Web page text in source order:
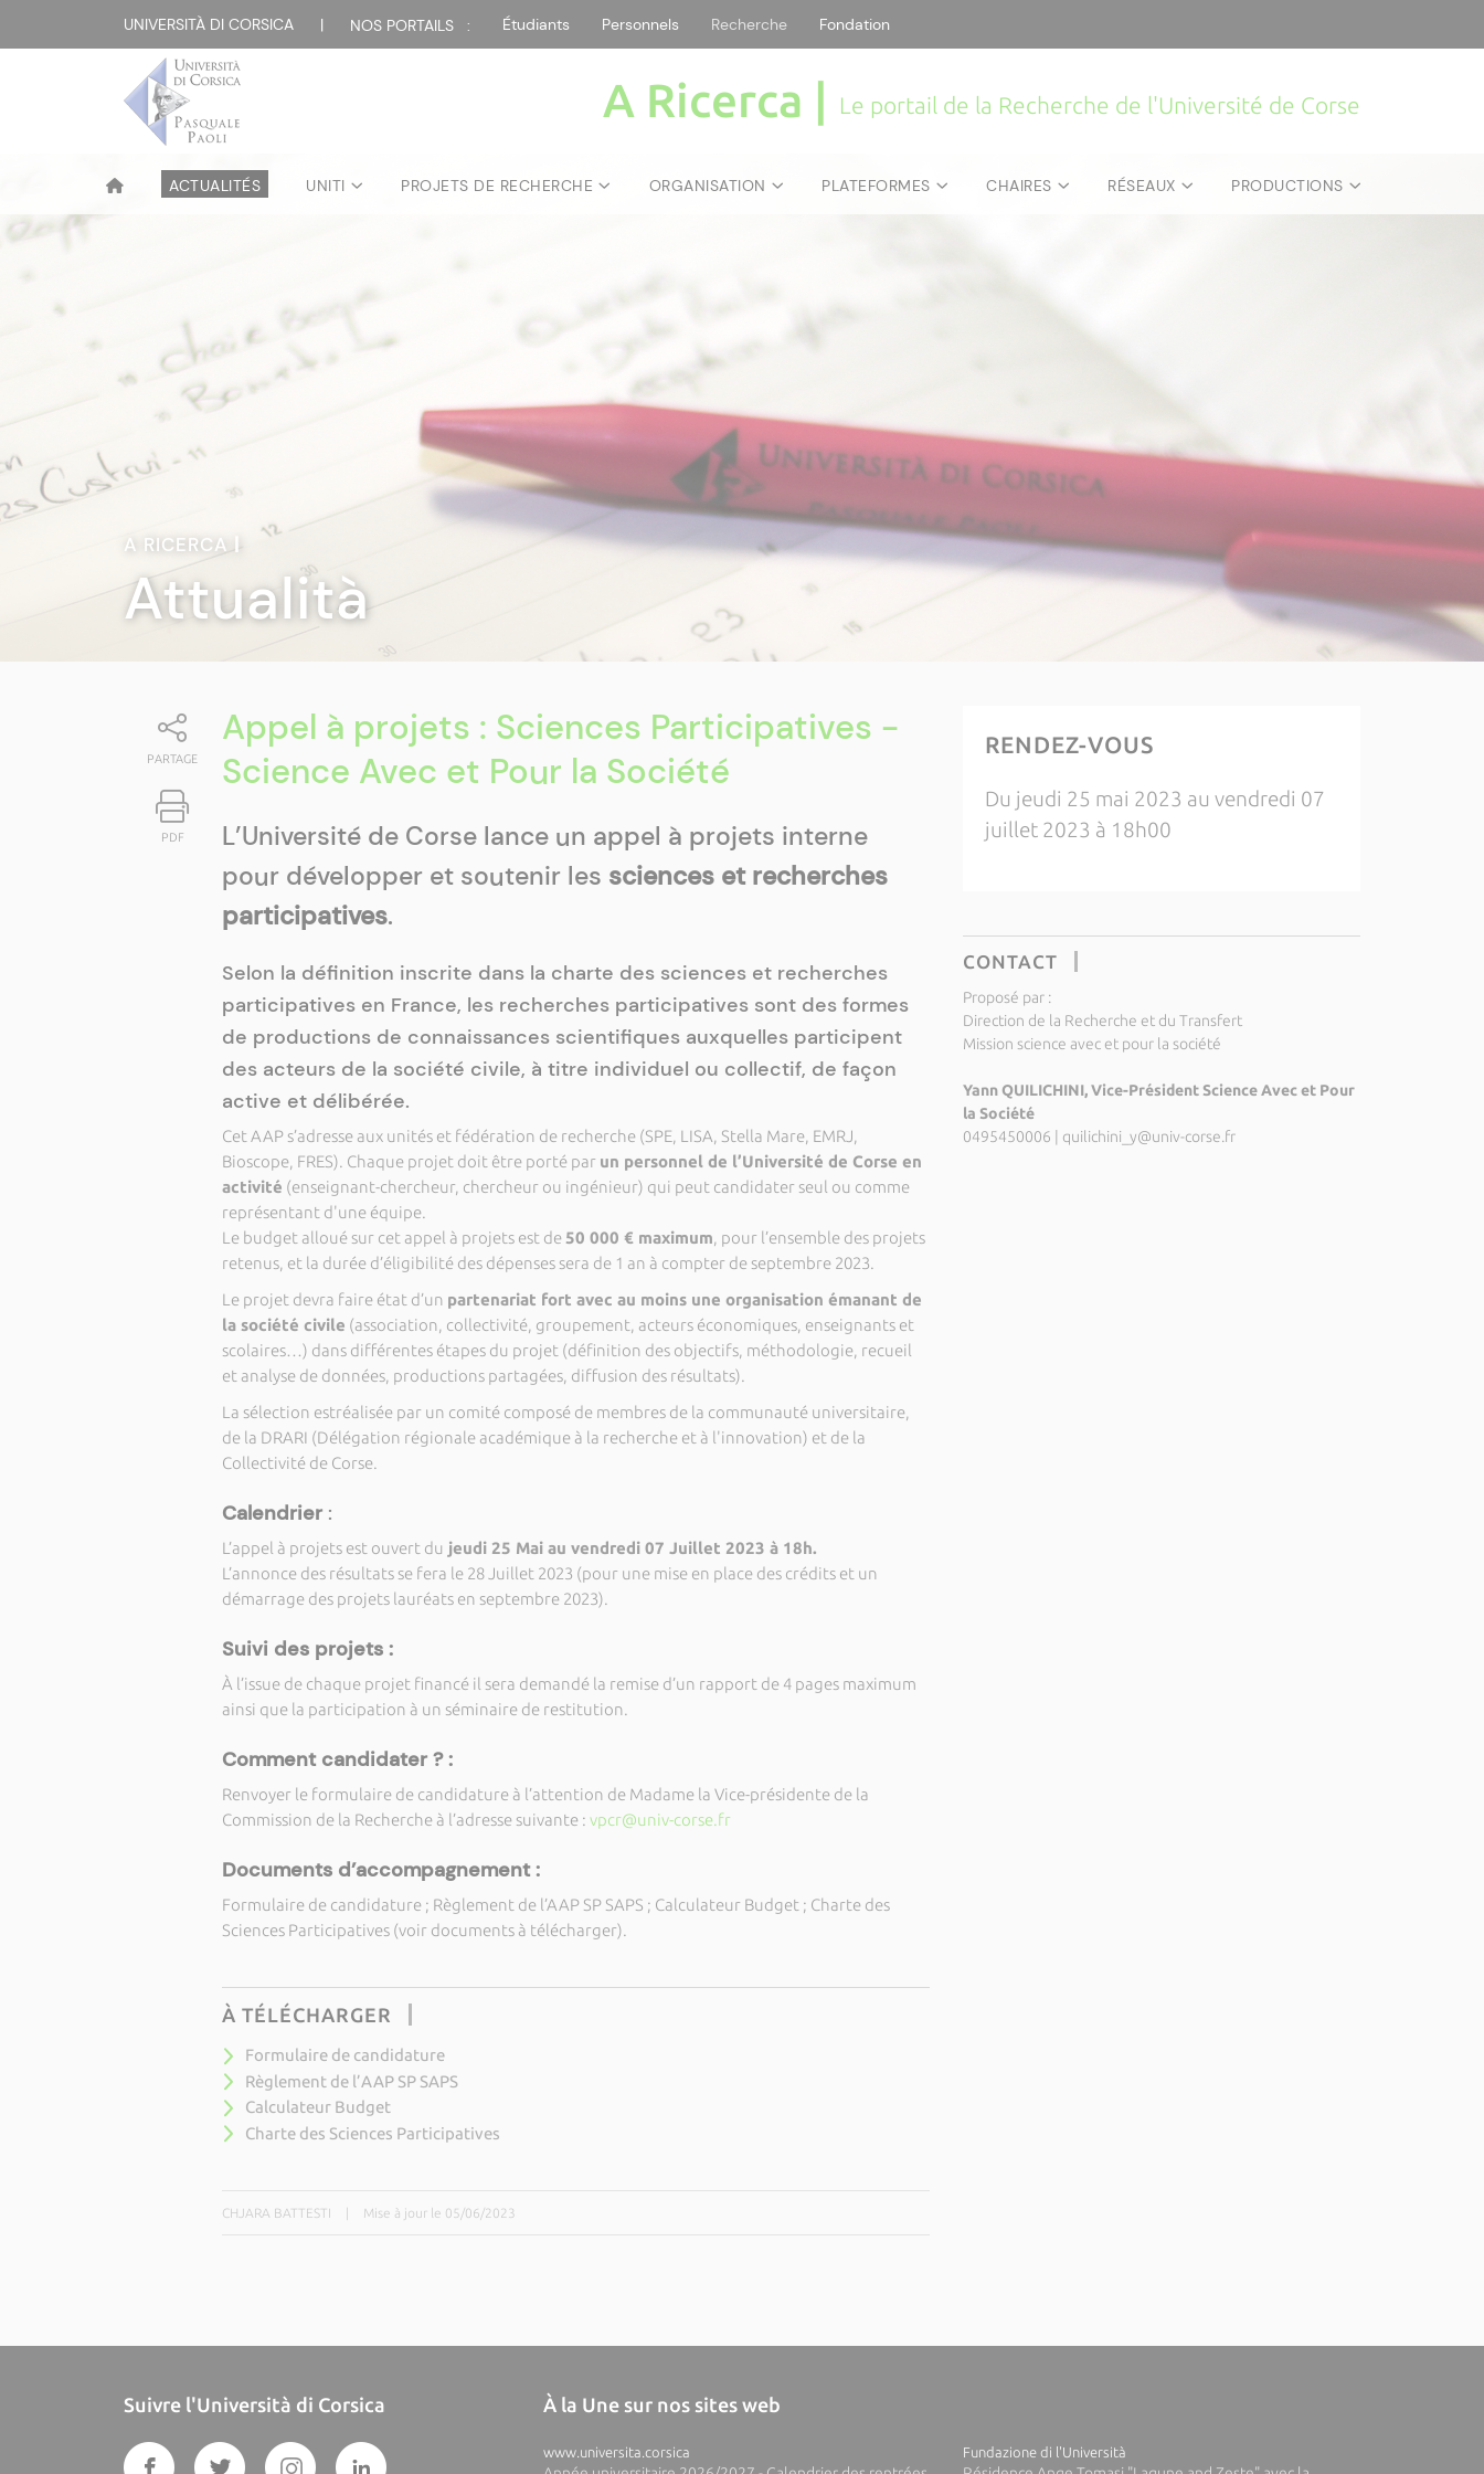
UNIVERSITÀ DI CORSICA | NOS PORTAILS : Étudiants Personnels Recherche Fondation
A Ricerca | Le portail de la Recherche de l'Université de Corse
ACTUALITÉS UNITI PROJETS DE RECHERCHE ORGANISATION PLATEFORMES CHAIRES RÉSEAUX PRODUCTIONS
A RICERCA|
Attualità
PARTAGE
PDF
Appel à projets : Sciences Participatives -
Science Avec et Pour la Société
L’Université de Corse lance un appel à projets interne
pour développer et soutenir les sciences et recherches
participatives.
Selon la définition inscrite dans la charte des sciences et recherches
participatives en France, les recherches participatives sont des formes
de productions de connaissances scientifiques auxquelles participent
des acteurs de la société civile, à titre individuel ou collectif, de façon
active et délibérée.
Cet AAP s’adresse aux unités et fédération de recherche (SPE, LISA, Stella Mare, EMRJ,
Bioscope, FRES). Chaque projet doit être porté par un personnel de l’Université de Corse en
activité (enseignant-chercheur, chercheur ou ingénieur) qui peut candidater seul ou comme
représentant d'une équipe.
Le budget alloué sur cet appel à projets est de 50 000 € maximum, pour l’ensemble des projets
retenus, et la durée d’éligibilité des dépenses sera de 1 an à compter de septembre 2023.
Le projet devra faire état d’un partenariat fort avec au moins une organisation émanant de
la société civile (association, collectivité, groupement, acteurs économiques, enseignants et
scolaires…) dans différentes étapes du projet (définition des objectifs, méthodologie, recueil
et analyse de données, productions partagées, diffusion des résultats).
La sélection estréalisée par un comité composé de membres de la communauté universitaire,
de la DRARI (Délégation régionale académique à la recherche et à l'innovation) et de la
Collectivité de Corse.
Calendrier :
L’appel à projets est ouvert du jeudi 25 Mai au vendredi 07 Juillet 2023 à 18h.
L’annonce des résultats se fera le 28 Juillet 2023 (pour une mise en place des crédits et un
démarrage des projets lauréats en septembre 2023).
Suivi des projets :
À l’issue de chaque projet financé il sera demandé la remise d’un rapport de 4 pages maximum
ainsi que la participation à un séminaire de restitution.
Comment candidater ? :
Renvoyer le formulaire de candidature à l’attention de Madame la Vice-présidente de la
Commission de la Recherche à l’adresse suivante : vpcr@univ-corse.fr
Documents d’accompagnement :
Formulaire de candidature ; Règlement de l’AAP SP SAPS ; Calculateur Budget ; Charte des
Sciences Participatives (voir documents à télécharger).
À TÉLÉCHARGER
Formulaire de candidature
Règlement de l’AAP SP SAPS
Calculateur Budget
Charte des Sciences Participatives
CHJARA BATTESTI Mise à jour le 05/06/2023
RENDEZ-VOUS
Du jeudi 25 mai 2023 au vendredi 07
juillet 2023 à 18h00
CONTACT
Proposé par :
Direction de la Recherche et du Transfert
Mission science avec et pour la société
Yann QUILICHINI, Vice-Président Science Avec et Pour
la Société
0495450006
quilichini_y@univ-corse.fr
Suivre l'Università di Corsica À la Une sur nos sites web
www.universita.corsica Fundazione di l'Università